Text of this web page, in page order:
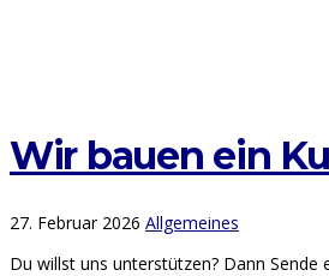
Wir bauen ein
27. Februar 2026 Allgemeines
Du willst uns unterstützen? Dann